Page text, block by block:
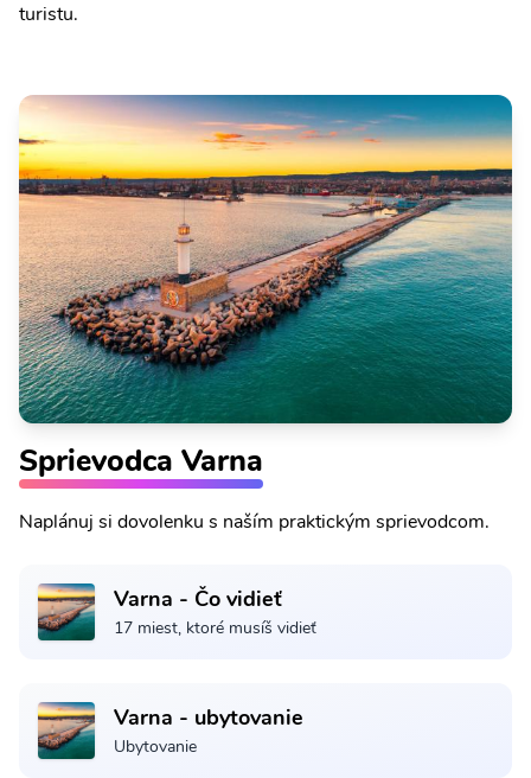
turistu.
Sprievodca Varna
Naplánuj si dovolenku s naším praktickým sprievodcom.
Varna - Čo vidieť
17 miest, ktoré musíš vidieť
Varna - ubytovanie
Ubytovanie